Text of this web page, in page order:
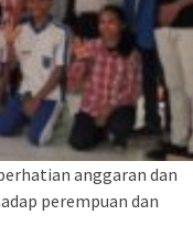
anggaran dan
perempuan dan